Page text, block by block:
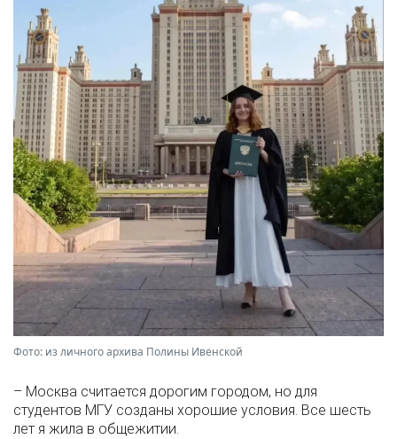
Фото: из личного архива Полины Ивенской
– Москва считается дорогим городом, но для
студентов МГУ созданы хорошие условия. Все шесть
лет я жила в общежитии.